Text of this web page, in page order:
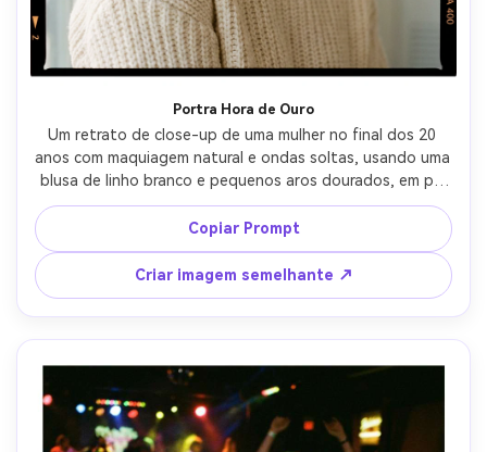
Portra Hora de Ouro
Um retrato de close-up de uma mulher no final dos 20
anos com maquiagem natural e ondas soltas, usando uma
blusa de linho branco e pequenos aros dourados, em pé
em grama alta na hora de ouro, paleta de cores quente
Kodak Portra 400, suave destaque roll-off, grão de filme
fino de 35mm, vinheta sutil, contraste suave, textura
realista da pele com poros, tirado em Canon AE-1, lente
de 85mm em f/2, profundidade de campo rasa, fotografia
de estilo de vida editorial, foco nítido nos olhos-AR 4:5
Copiar Prompt
Criar imagem semelhante ↗